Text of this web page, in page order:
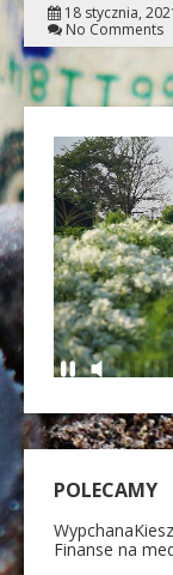
18 stycznia,
No Comments
POLECAMY
Finanse na